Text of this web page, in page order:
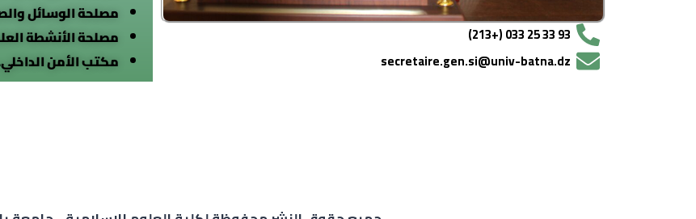
93 33 25 033 (+213)
secretaire.gen.si@univ-batna.dz
مصلحة الوسائل
مصلحة الأنشطة
مكتب الأمن